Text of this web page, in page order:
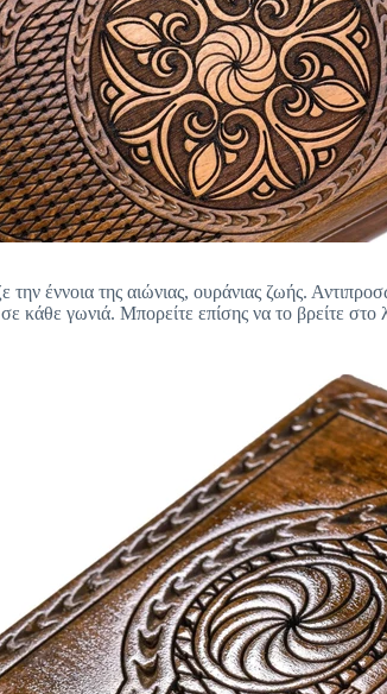
έννοια της αιώνιας, ουράνιας ζωής.
κάθε γωνιά. Μπορείτε επίσης να το βρείτε